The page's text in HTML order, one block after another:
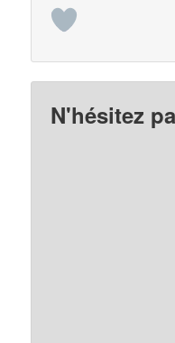
N'hésitez